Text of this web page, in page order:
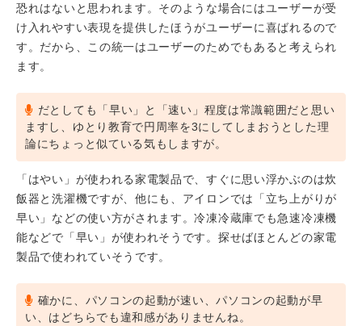
恐れはないと思われます。そのような場合にはユーザーが受
け入れやすい表現を提供したほうがユーザーに喜ばれるので
す。だから、この統一はユーザーのためでもあると考えられ
ます。
だとしても「早い」と「速い」程度は常識範囲だと思い
ますし、ゆとり教育で円周率を3にしてしまおうとした理
論にちょっと似ている気もしますが。
「はやい」が使われる家電製品で、すぐに思い浮かぶのは炊
飯器と洗濯機ですが、他にも、アイロンでは「立ち上がりが
早い」などの使い方がされます。冷凍冷蔵庫でも急速冷凍機
能などで「早い」が使われそうです。探せばほとんどの家電
製品で使われていそうです。
確かに、パソコンの起動が速い、パソコンの起動が早
い、はどちらでも違和感がありませんね。